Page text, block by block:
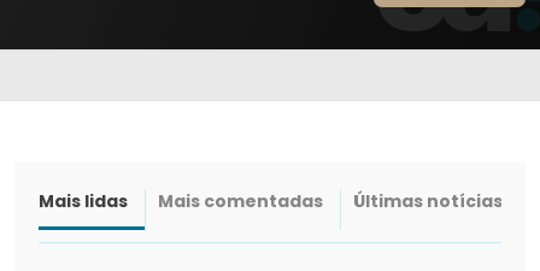
Mais lidas Mais comentadas Últimas notícias